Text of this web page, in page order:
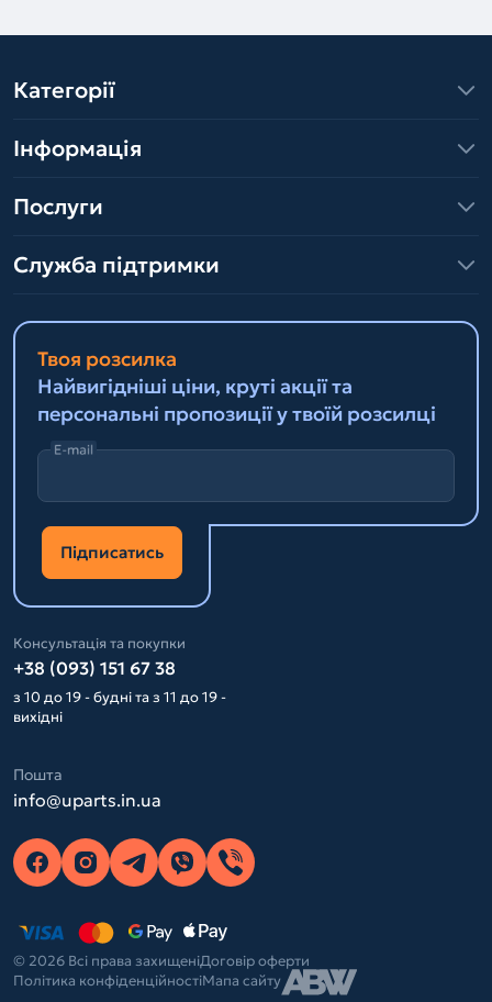
Категорії
Інформація
Послуги
Служба підтримки
Твоя розсилка
Найвигідніші ціни, круті акції та
персональні пропозиції у твоїй розсилці
E-mail
Підписатись
Консультація та покупки
+38 (093) 151 67 38
з 10 до 19 - будні та з 11 до 19 -
вихідні
Пошта
info@uparts.in.ua
© 2026 Всі права захищеніДоговір оферти
Політика конфіденційностіМапа сайту